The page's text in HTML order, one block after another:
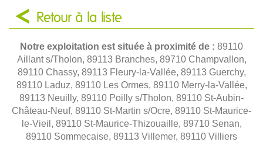
Retour à la liste
Notre exploitation est située à proximité de : 89110
Aillant s/Tholon, 89113 Branches, 89710 Champvallon,
89110 Chassy, 89113 Fleury-la-Vallée, 89113 Guerchy,
89110 Laduz, 89110 Les Ormes, 89110 Merry-la-Vallée,
89113 Neuilly, 89110 Poilly s/Tholon, 89110 St-Aubin-
Château-Neuf, 89110 St-Martin s/Ocre, 89110 St-Maurice-
le-Vieil, 89110 St-Maurice-Thizouaille, 89710 Senan,
89110 Sommecaise, 89113 Villemer, 89110 Villiers